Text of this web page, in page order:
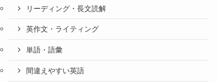
リーディング・長文読解
英作文・ライティング
単語・語彙
間違えやすい英語